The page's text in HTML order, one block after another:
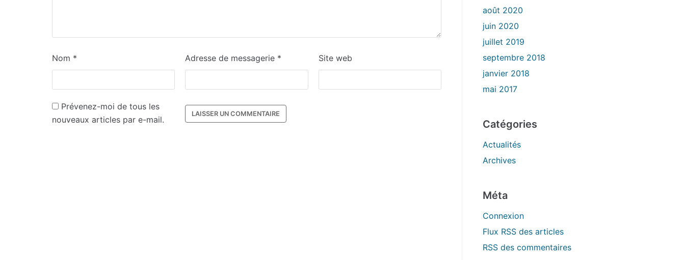
Nom * Adresse de messagerie * Site web
Prévenez-moi de tous les
nouveaux articles par e-mail.
août 2020
juin 2020
juillet 2019
septembre 2018
janvier 2018
mai 2017
Catégories
Actualités
Archives
Méta
Connexion
Flux RSS des articles
RSS des commentaires